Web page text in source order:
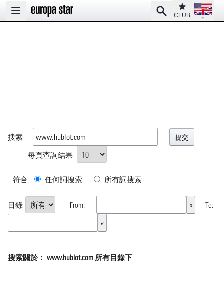
Open main menu
SearchClub
CLUB
Open
搜索
每頁查詢結果
符合 任何詞搜索 所有詞搜索
目錄 From: To:
搜索關於： www.hublot.com 所有目錄下